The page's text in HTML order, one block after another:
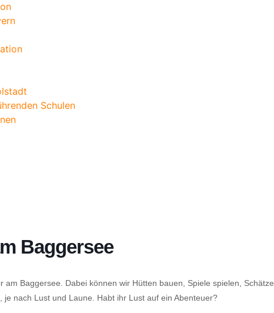
Schulen
Baggersee
am Baggersee. Dabei können wir Hütten bauen, Spiele spielen, Schätze
nach Lust und Laune. Habt ihr Lust auf ein Abenteuer?